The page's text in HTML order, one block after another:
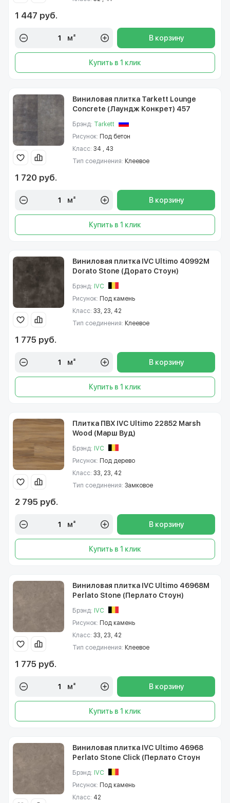
1 447 руб.
м² В корзину
Купить в 1 клик
Виниловая плитка Tarkett Lounge
Concrete (Лаундж Конкрет) 457
Брэнд: Tarkett
Рисунок: Под бетон
Класс: 34 , 43
Тип соединения: Клеевое
1 720 руб.
м² В корзину
Купить в 1 клик
Виниловая плитка IVC Ultimo 40992M
Dorato Stone (Дорато Стоун)
Брэнд: IVC
Рисунок: Под камень
Класс: 33, 23, 42
Тип соединения: Клеевое
1 775 руб.
м² В корзину
Купить в 1 клик
Плитка ПВХ IVC Ultimo 22852 Marsh
Wood (Марш Вуд)
Брэнд: IVC
Рисунок: Под дерево
Класс: 33, 23, 42
Тип соединения: Замковое
2 795 руб.
м² В корзину
Купить в 1 клик
Виниловая плитка IVC Ultimo 46968M
Perlato Stone (Перлато Стоун)
Брэнд: IVC
Рисунок: Под камень
Класс: 33, 23, 42
Тип соединения: Клеевое
1 775 руб.
м² В корзину
Купить в 1 клик
Виниловая плитка IVC Ultimo 46968
Perlato Stone Click (Перлато Стоун
Брэнд: IVC
Рисунок: Под камень
Класс: 42